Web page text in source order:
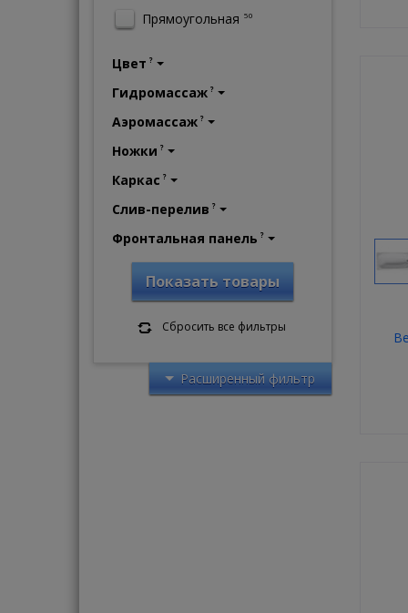
Прямоугольная 50
Цвет ?
Гидромассаж ?
Аэромассаж ?
Ножки ?
Каркас ?
Слив-перелив ?
Фронтальная панель ?
Показать товары
Сбросить все фильтры
Расширенный фильтр